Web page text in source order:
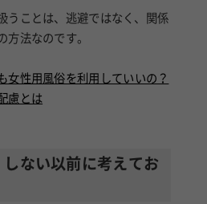
うことは、逃避ではなく、関係
方法なのです。
女性用風俗を利用していいの？
慮とは
ない以前に考えてお